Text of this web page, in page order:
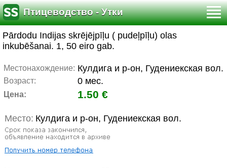
Птицеводство - Утки
Pārdodu Indijas skrējējpīļu ( pudeļpīļu) olas
inkubēšanai. 1, 50 eiro gab.
Местонахождение: Кулдига и р-он, Гудениекская вол.
Возраст: 0 мес.
Цена: 1.50 €
Место: Кулдига и р-он, Гудениекская вол.